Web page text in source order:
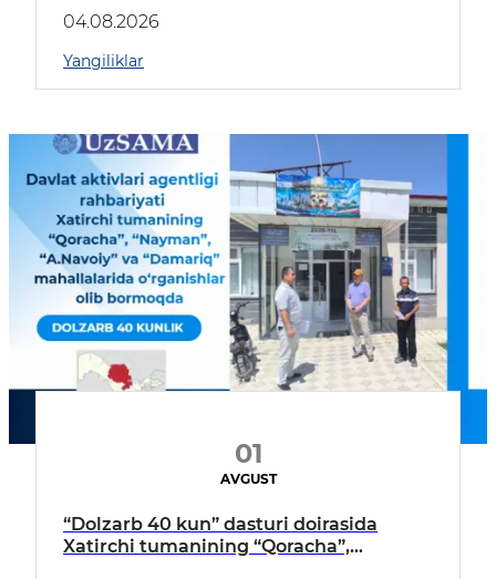
04.08.2026
Yangiliklar
01
AVGUST
“Dolzarb 40 kun” dasturi doirasida
Xatirchi tumanining “Qoracha”,